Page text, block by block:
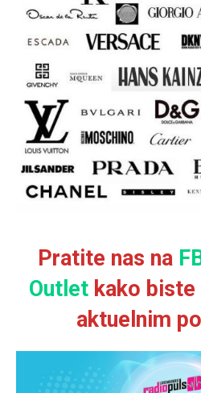
Pratite nas na
Outlet kako
aktuelnim